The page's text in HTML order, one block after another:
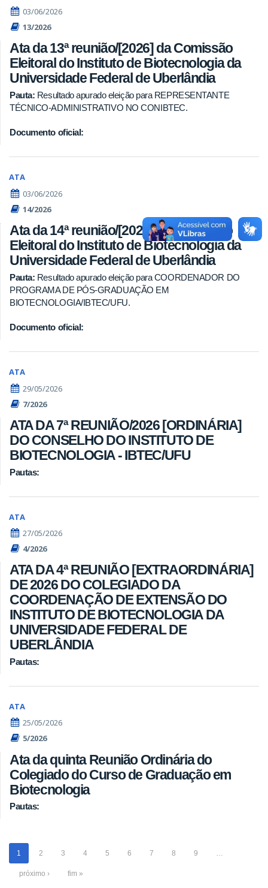
03/06/2026
13/2026
Ata da 13ª reunião/[2026] da Comissão
Eleitoral do Instituto de Biotecnologia da
Universidade Federal de Uberlândia
Pauta: Resultado apurado eleição para REPRESENTANTE
TÉCNICO-ADMINISTRATIVO NO CONIBTEC.
Documento oficial:
ATA
03/06/2026
14/2026
Ata da 14ª reunião/[2026] da Comissão
Eleitoral do Instituto de Biotecnologia da
Universidade Federal de Uberlândia
Pauta: Resultado apurado eleição para COORDENADOR DO
PROGRAMA DE PÓS-GRADUAÇÃO EM
BIOTECNOLOGIA/IBTEC/UFU.
Documento oficial:
ATA
29/05/2026
7/2026
ATA DA 7ª REUNIÃO/2026 [ORDINÁRIA]
DO CONSELHO DO INSTITUTO DE
BIOTECNOLOGIA - IBTEC/UFU
Pautas:
ATA
27/05/2026
4/2026
ATA DA 4ª REUNIÃO [EXTRAORDINÁRIA]
DE 2026 DO COLEGIADO DA
COORDENAÇÃO DE EXTENSÃO DO
INSTITUTO DE BIOTECNOLOGIA DA
UNIVERSIDADE FEDERAL DE
UBERLÂNDIA
Pautas:
ATA
25/05/2026
5/2026
Ata da quinta Reunião Ordinária do
Colegiado do Curso de Graduação em
Biotecnologia
Pautas:
1 2 3 4 5 6 7 8 9 …
próximo › fim »